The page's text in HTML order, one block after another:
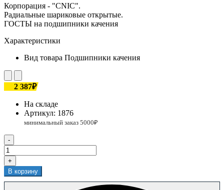
Корпорация - "CNIC".
Радиальные шариковые открытые.
ГОСТЫ на подшипники качения
Характеристики
Вид товара Подшипники качения
2 387₽
На складе
Артикул: 1876
-
+
В корзину